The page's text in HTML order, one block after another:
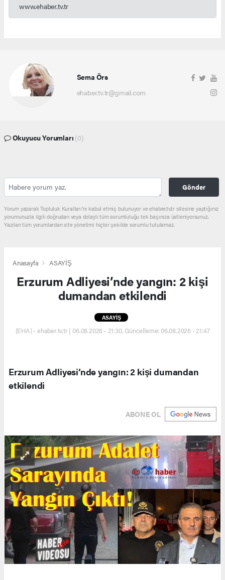
www.ehaber.tv.tr
Sema Örs
ehaber.tv.tr@gmail.com
Okuyucu Yorumları (0)
Gönder
Yorum yazarak Topluluk Kuralları’nı kabul etmiş bulunuyor ve ehaber.tv.tr sitesine yaptığınız
yorumunuzla ilgili doğrudan veya dolaylı tüm sorumluluğu tek başınıza üstleniyorsunuz.
Yazılan tüm yorumlardan site yönetimi hiçbir şekilde sorumlu tutulamaz.
Anasayfa ASAYİŞ
Erzurum Adliyesi’nde yangın: 2 kişi
dumandan etkilendi
ASAYİŞ
(EHA) - ehaber.tv.tr | 06.08.2026 - 21:30, Güncelleme: 06.08.2026 - 21:47
Erzurum Adliyesi’nde yangın: 2 kişi dumandan
etkilendi
ABONE OL